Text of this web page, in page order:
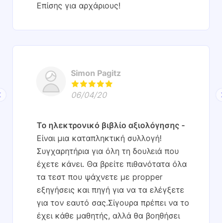
Επίσης για αρχάριους!
Simon Pagitz
06/04/20
Το ηλεκτρονικό βιβλίο αξιολόγησης
Είναι μια καταπληκτική συλλογή!
Συγχαρητήρια για όλη τη δουλειά που
έχετε κάνει. Θα βρείτε πιθανότατα όλα
τα τεστ που ψάχνετε με propper
εξηγήσεις και πηγή για να τα ελέγξετε
για τον εαυτό σας.Σίγουρα πρέπει να το
έχει κάθε μαθητής, αλλά θα βοηθήσει